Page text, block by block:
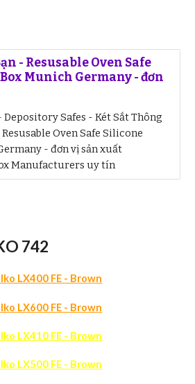
- Resusable Oven Safe
Munich Germany - đơn
Depository Safes - Két Sắt Thông
Resusable Oven Safe Silicone
- đơn vị sản xuất
Manufacturers uy tín
742
LX400 FE - Brown
LX600 FE - Brown
LX410 FE - Brown
LX500 FE - Brown